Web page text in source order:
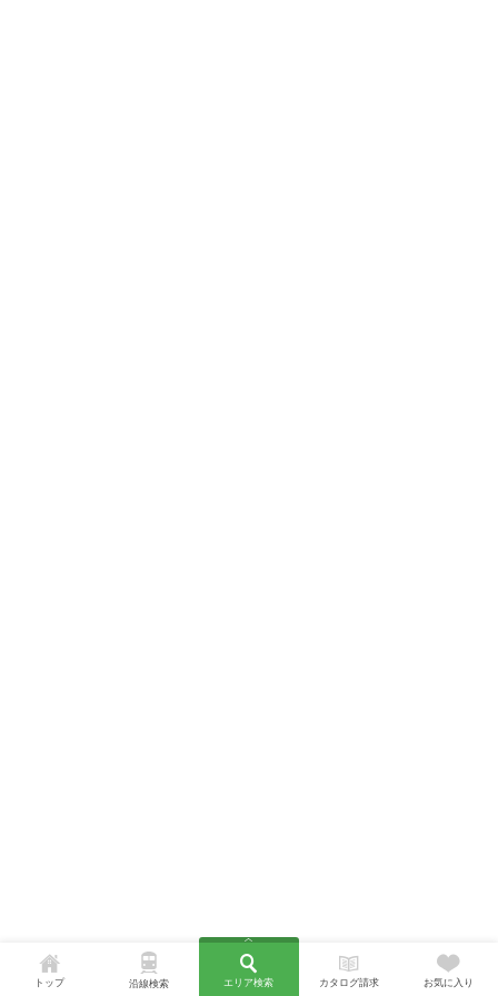
トップ 沿線検索 エリア検索 カタログ請求 お気に入り